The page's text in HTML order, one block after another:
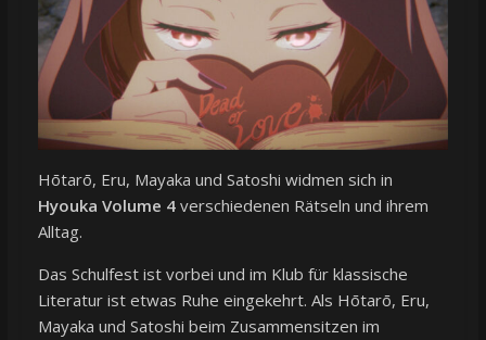
Hōtarō, Eru, Mayaka und Satoshi widmen sich in
Hyouka Volume 4verschiedenen Rätseln und ihrem
Alltag.
Das Schulfest ist vorbei und im Klub für klassische
Literatur ist etwas Ruhe eingekehrt. Als Hōtarō, Eru,
Mayaka und Satoshi beim Zusammensitzen im